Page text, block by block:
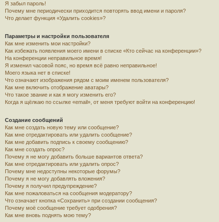
Я забыл пароль!
Почему мне периодически приходится повторять ввод имени и пароля?
Что делает функция «Удалить cookies»?
Параметры и настройки пользователя
Как мне изменить мои настройки?
Как избежать появления моего имени в списке «Кто сейчас на конференции»?
На конференции неправильное время!
Я изменил часовой пояс, но время всё равно неправильное!
Моего языка нет в списке!
Что означают изображения рядом с моим именем пользователя?
Как мне включить отображение аватары?
Что такое звание и как я могу изменить его?
Когда я щёлкаю по ссылке «email», от меня требуют войти на конференцию!
Создание сообщений
Как мне создать новую тему или сообщение?
Как мне отредактировать или удалить сообщение?
Как мне добавить подпись к своему сообщению?
Как мне создать опрос?
Почему я не могу добавить больше вариантов ответа?
Как мне отредактировать или удалить опрос?
Почему мне недоступны некоторые форумы?
Почему я не могу добавлять вложения?
Почему я получил предупреждение?
Как мне пожаловаться на сообщения модератору?
Что означает кнопка «Сохранить» при создании сообщения?
Почему моё сообщение требует одобрения?
Как мне вновь поднять мою тему?